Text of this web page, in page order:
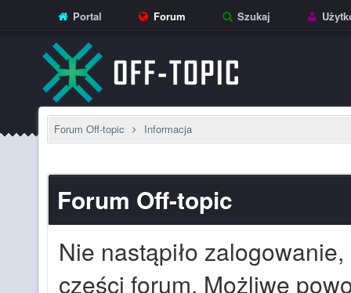
Portal Forum Szukaj
Forum Off-topic Informacja
Forum Off-topic
Nie nastąpiło
części forum. Możliwe